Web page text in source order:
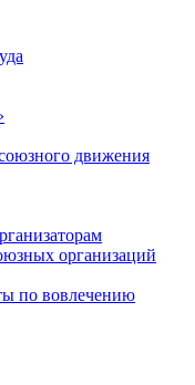
движения
организаций
по вовлечению